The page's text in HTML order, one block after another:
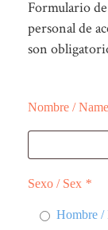
Formulario
personal de
son
Nombre / Name
Sexo / Sex *
Hombre /